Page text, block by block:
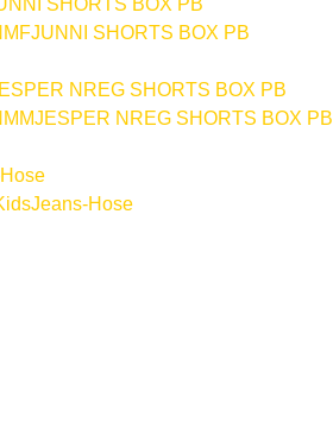
SHORTS BOX PB
NREG SHORTS BOX PB
Jeans-Hose